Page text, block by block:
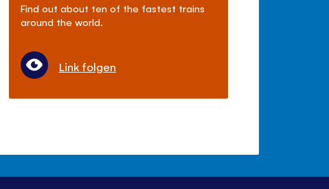
Find out about ten of the fastest trains
around the world.
Link folgen